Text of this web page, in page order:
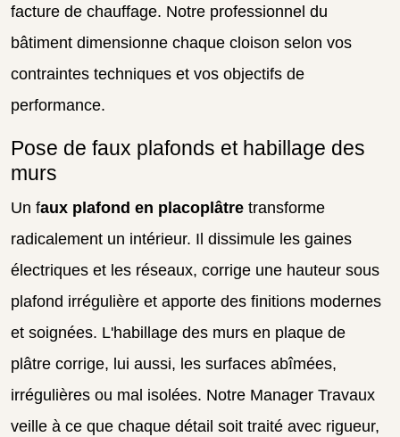
facture de chauffage. Notre professionnel du
bâtiment dimensionne chaque cloison selon vos
contraintes techniques et vos objectifs de
performance.
Pose de faux plafonds et habillage des
murs
Un faux plafond en placoplâtre transforme
radicalement un intérieur. Il dissimule les gaines
électriques et les réseaux, corrige une hauteur sous
plafond irrégulière et apporte des finitions modernes
et soignées. L'habillage des murs en plaque de
plâtre corrige, lui aussi, les surfaces abîmées,
irrégulières ou mal isolées. Notre Manager Travaux
veille à ce que chaque détail soit traité avec rigueur,